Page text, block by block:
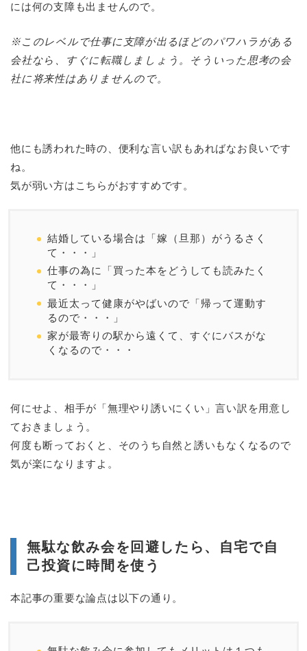
には何の支障も出ませんので。
※このレベルで仕事に支障が出るほどのパワハラがある
会社なら、すぐに転職しましょう。そういった思考の会
社に将来性はありませんので。
他にも誘われた時の、便利な言い訳もあればなお良いです
ね。
気が弱い方はこちらがおすすめです。
結婚している場合は「嫁（旦那）がうるさく
て・・・」
仕事の為に「買った本をどうしても読みたく
て・・・」
最近太って健康がやばいので「帰って運動す
るので・・・」
家が最寄りの駅から遠くて、すぐにバスがな
くなるので・・・
何にせよ、相手が「無理やり誘いにくい」言い訳を用意し
ておきましょう。
何度も断っておくと、そのうち自然と誘いもなくなるので
気が楽になりますよ。
無駄な飲み会を回避したら、自宅で自
己投資に時間を使う
本記事の重要な論点は以下の通り。